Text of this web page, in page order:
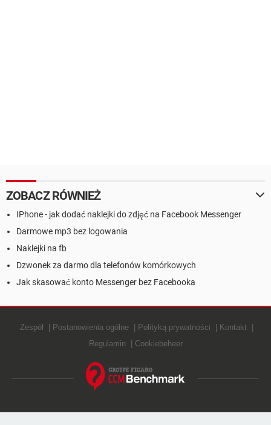
ZOBACZ RÓWNIEŻ
IPhone - jak dodać naklejki do zdjęć na Facebook Messenger
Darmowe mp3 bez logowania
Naklejki na fb
Dzwonek za darmo dla telefonów komórkowych
Jak skasować konto Messenger bez Facebooka
Zespół Postanowienia ogólne Polityką prywatności
Kontakt
Regulamin
Cookiebeheer